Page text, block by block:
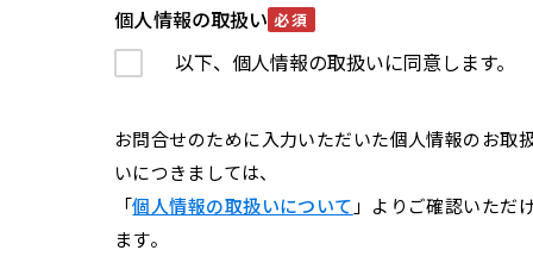
個人情報の取扱い 必須
以下、個人情報の取扱いに同意します。
お問合せのために入力いただいた個人情報のお取
いにつきましては、
「個人情報の取扱いについて 」よりご確認いただ
ます。